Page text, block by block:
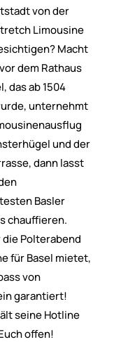
von der
Limousine
Macht
dem Rathaus
das ab 1504
unternehmt
und der
dann lasst
Basler
chauffieren.
die Polterabend
für Basel mietet,
von
garantiert!
seine Hotline
offen!